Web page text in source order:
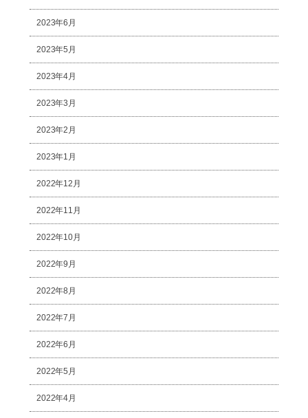
2023年6月
2023年5月
2023年4月
2023年3月
2023年2月
2023年1月
2022年12月
2022年11月
2022年10月
2022年9月
2022年8月
2022年7月
2022年6月
2022年5月
2022年4月